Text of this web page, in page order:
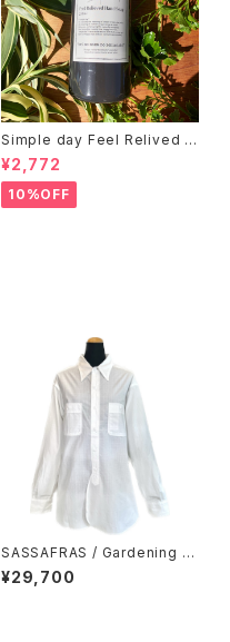
Simple day Feel Relived H
and Soap ありのままの一日
¥2,772
10%OFF
SASSAFRAS / Gardening At
Night Shirt
¥29,700